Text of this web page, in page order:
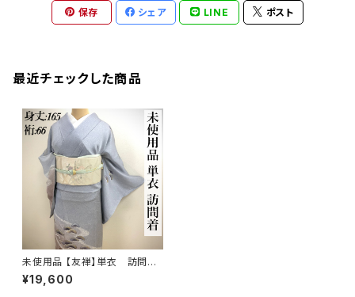
保存 シェア LINE ポスト
最近チェックした商品
未使用品 【友禅】単衣 訪問着
正絹 仕付け付s172
¥19,600